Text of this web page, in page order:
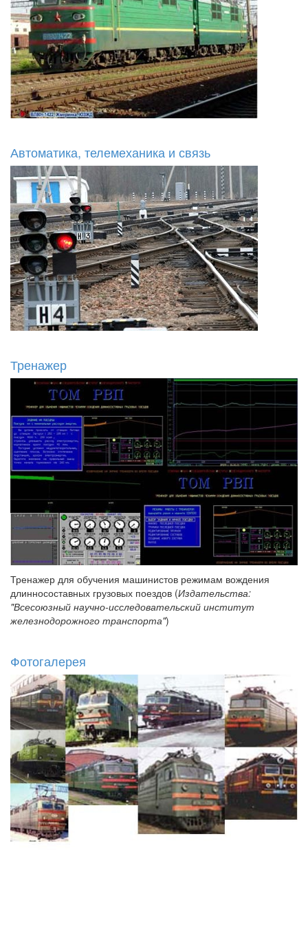
Автоматика, телемеханика и связь
Тренажер
Тренажер для обучения машинистов режимам вождения
длинносоставных грузовых поездов (Издательства:
"Всесоюзный научно-исследовательский институт
железнодорожного транспорта")
Фотогалерея